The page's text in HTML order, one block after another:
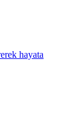
hayata